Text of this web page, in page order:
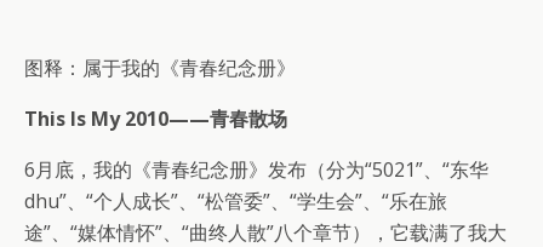
图释：属于我的《青春纪念册》
This Is My 2010——青春散场
6月底，我的《青春纪念册》发布（分为“5021”、“东华
dhu”、“个人成长”、“松管委”、“学生会”、“乐在旅
途”、“媒体情怀”、“曲终人散”八个章节），它载满了我大